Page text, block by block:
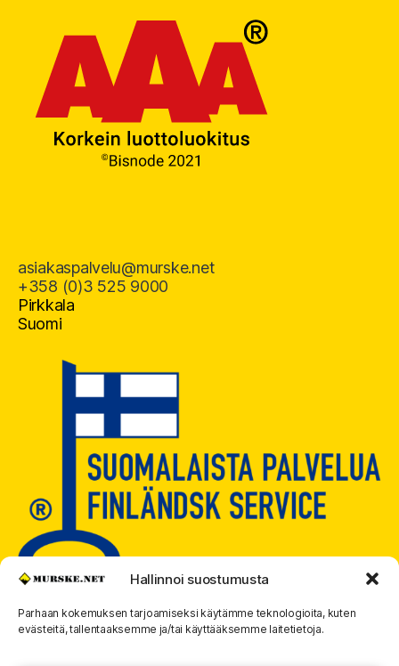
Hallinnoi suostumusta
Parhaan kokemuksen tarjoamiseksi käytämme teknologioita, kuten
evästeitä, tallentaaksemme ja/tai käyttääksemme laitetietoja.
asiakaspalvelu@murske.net
+358 (0)3 525 9000
Pirkkala
Suomi